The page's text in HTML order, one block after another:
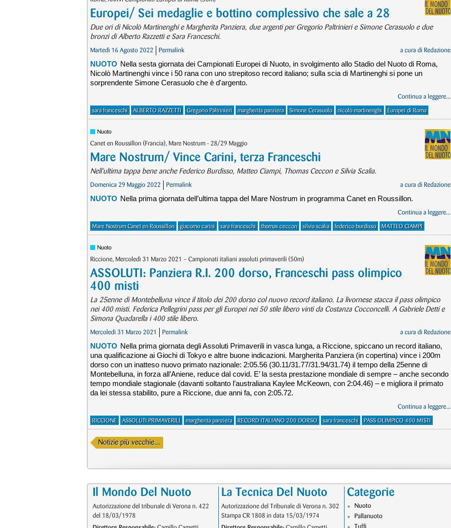
Europei/ Sei medaglie e bottino complessivo che sale a 28
Due ori di Nicolò Martinenghi e Margherita Panziera, due argenti per Gregorio Paltrinieri e Simone Cerasuolo e due
bronzi di Alberto Razzetti e Sara Franceschi.
Martedì 16 Agosto 2022 Permalink a cura di Redazione
NUOTO Nella sesta giornata dei Campionati Europei di Nuoto, in svolgimento allo Stadio del Nuoto di Roma,
Nicolò Martinenghi vince i 50 rana con uno strepitoso record italiano; sulla scia di Martinenghi si pone un
sorprendente Simone Cerasuolo che è d'argento.
Continua a leggere...
sara franceschi ALBERTO RAZZETTI Gregorio Paltrinieri margherita panziera Simone Cerasuolo nicolò martinenghi Europei di Roma
Nuoto
Canet en Roussillon (Francia), Mare Nostrum - 28/29 Maggio
Mare Nostrum/ Vince Carini, terza Franceschi
Nell'ultima tappa bene anche Federico Burdisso, Matteo Ciampi, Thomas Ceccon e Silvia Scalia.
Domenica 29 Maggio 2022 Permalink a cura di Redazione
NUOTO Nella prima giornata dell’ultima tappa del Mare Nostrum in programma Canet en Roussillon.
Continua a leggere...
Mare Nostrum Canet en Roussillon giacomo carini sara franceschi thomas ceccon silvia scalia federico burdisso MATTEO CIAMPI
Nuoto
Riccione, Mercoledì 31 Marzo 2021 – Campionati italiani assoluti primaverili (50m)
ASSOLUTI: Panziera R.I. 200 dorso, Franceschi pass olimpico
400 misti
La 25enne di Montebelluna vince il titolo dei 200 dorso col nuovo record italiano. La livornese stacca il pass olimpico
nei 400 misti. Federica Pellegrini pass per gli Europei nei 50 stile libero vinti da Costanza Cocconcelli. A Gabriele Detti e
Simona Quadarella i 400 stile libero.
Mercoledì 31 Marzo 2021 Permalink a cura di Redazione
NUOTO Nella prima giornata degli Assoluti Primaverili in vasca lunga, a Riccione, spiccano un record italiano,
una qualificazione ai Giochi di Tokyo e altre buone indicazioni. Margherita Panziera (in copertina) vince i 200m
dorso con un inatteso nuovo primato nazionale: 2:05.56 (30.11/31.77/31.94/31.74) il tempo della 25enne di
Montebelluna, in forza all’Aniene, reduce dal covid. E’ la sesta prestazione mondiale di sempre – anche secondo
tempo mondiale stagionale (davanti soltanto l’australiana Kaylee McKeown, con 2:04.46) – e migliora il primato
da lei stessa stabilito, pure a Riccione, due anni fa, con 2:05.72.
Continua a leggere...
RICCIONE ASSOLUTI PRIMAVERILI margherita panziera RECORD ITALIANO 200 DORSO sara franceschi PASS OLIMPICO 400 MISTI
Notizie più vecchie...
Il Mondo Del Nuoto
Autorizzazione del tribunale di Verona n. 422
del 18/03/1978
La Tecnica Del Nuoto
Autorizzazione del Tribunale di Verona n. 302
Stampa CR 1808 in data 15/03/1974
Categorie
Nuoto
Pallanuoto
Tuffi